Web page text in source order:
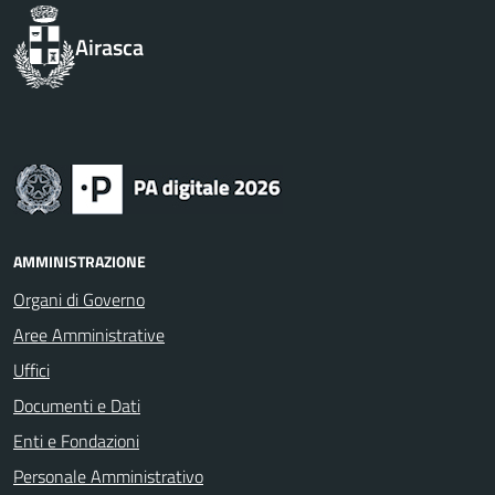
Airasca
AMMINISTRAZIONE
Organi di Governo
Aree Amministrative
Uffici
Documenti e Dati
Enti e Fondazioni
Personale Amministrativo